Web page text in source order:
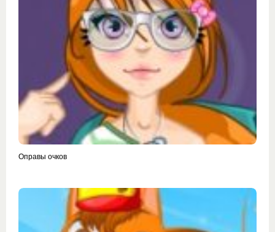
Оправы очков